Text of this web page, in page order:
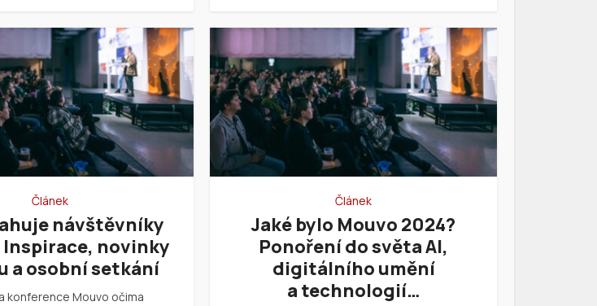
Článek
návštěvníky
Inspirace, novinky
a osobní setkání
konference Mouvo očima
Článek
Jaké bylo Mouvo 2024?
Ponoření do světa AI,
digitálního umění
a technologií…